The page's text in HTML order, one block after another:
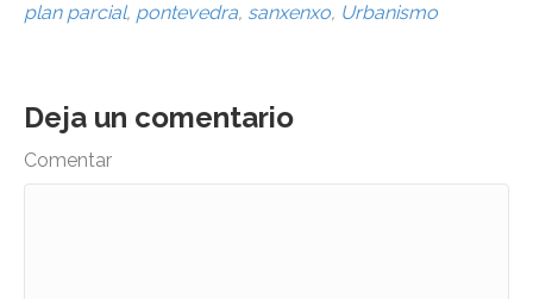
plan parcial, pontevedra, sanxenxo, Urbanismo
Deja un comentario
Comentar